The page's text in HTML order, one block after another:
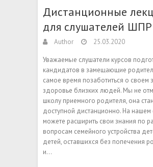
Дистанционные
для слушателей ШПР
Author 25.03.2020
Уважаемые слушатели курсов
кандидатов в замещающие
самое время позаботиться о своем
здоровье близких людей. Мы не
школу приемного родителя, она
доступной дистанционно. На нашем
можете расширить свои знания по
вопросам семейного устройства
детей, оставшихся без попечения
и…